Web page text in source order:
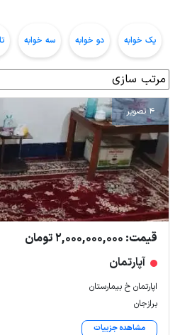
یک خوابه دو خوابه سه خوابه
4 تصویر
قیمت: 2,000,000,000 تومان
آپارتمان
اپارتمان خ بیمارستان
برازجان
مشاهده جزییات